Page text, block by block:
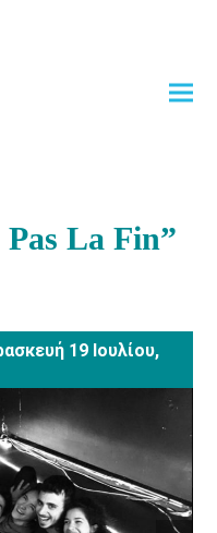
Pas La Fin”
19 Ιουλίου,